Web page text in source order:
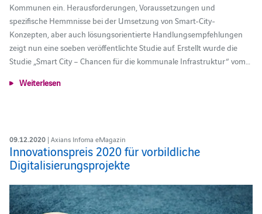
Kommunen ein. Herausforderungen, Voraussetzungen und
spezifische Hemmnisse bei der Umsetzung von Smart-City-
Konzepten, aber auch lösungsorientierte Handlungsempfehlungen
zeigt nun eine soeben veröffentlichte Studie auf. Erstellt wurde die
Studie „Smart City – Chancen für die kommunale Infrastruktur“ vom…
Weiterlesen
09.12.2020| Axians Infoma eMagazin
Innovationspreis 2020 für vorbildliche
Digitalisierungsprojekte